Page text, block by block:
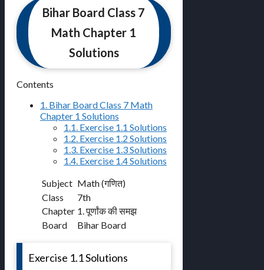
Bihar Board Class 7
Math Chapter 1
Solutions
Contents
1. Bihar Board Class 7 Math
Chapter 1 Solutions
1.1. Exercise 1.1 Solutions
1.2. Exercise 1.2 Solutions
1.3. Exercise 1.3 Solutions
1.4. Exercise 1.4 Solutions
Subject Math (गणित)
Class
7th
Chapter 1. पूर्णांक की समझ
Board
Bihar Board
Exercise 1.1 Solutions